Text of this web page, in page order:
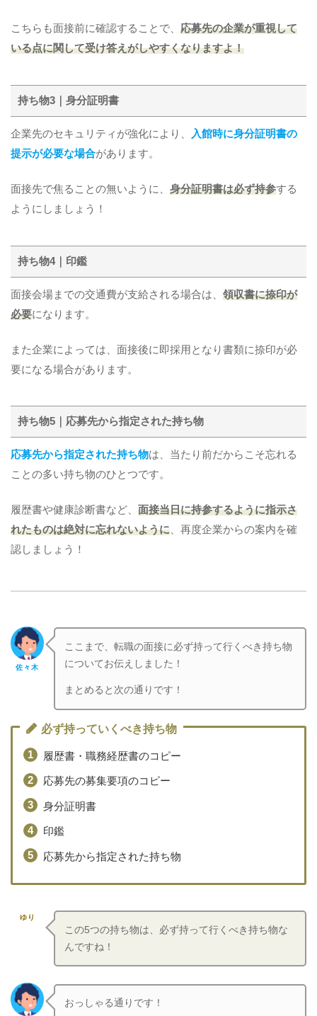
こちらも面接前に確認することで、 応募先の企業が重視して
いる点に関して受け答えがしやすくなりますよ！
持ち物3｜身分証明書
企業先のセキュリティが強化により、
入館時に身分証明書の
提示が必要な場合があります。
面接先で焦ることの無いように、 身分証明書は必ず持参する
ようにしましょう！
持ち物4｜印鑑
面接会場までの交通費が支給される場合は、 領収書に捺印が
必要になります。
また企業によっては、面接後に即採用となり書類に捺印が必
要になる場合があります。
持ち物5｜応募先から指定された持ち物
応募先から指定された持ち物は、当たり前だからこそ忘れる
ことの多い持ち物のひとつです。
履歴書や健康診断書など、 面接当日に持参するように指示さ
れたものは絶対に忘れないように、再度企業からの案内を確
認しましょう！
佐々木
ここまで、転職の面接に必ず持って行くべき持ち物
についてお伝えしました！
まとめると次の通りです！
必ず持っていくべき持ち物
履歴書・職務経歴書のコピー
応募先の募集要項のコピー
身分証明書
印鑑
応募先から指定された持ち物
ゆり
この5つの持ち物は、必ず持って行くべき持ち物な
んですね！
おっしゃる通りです！